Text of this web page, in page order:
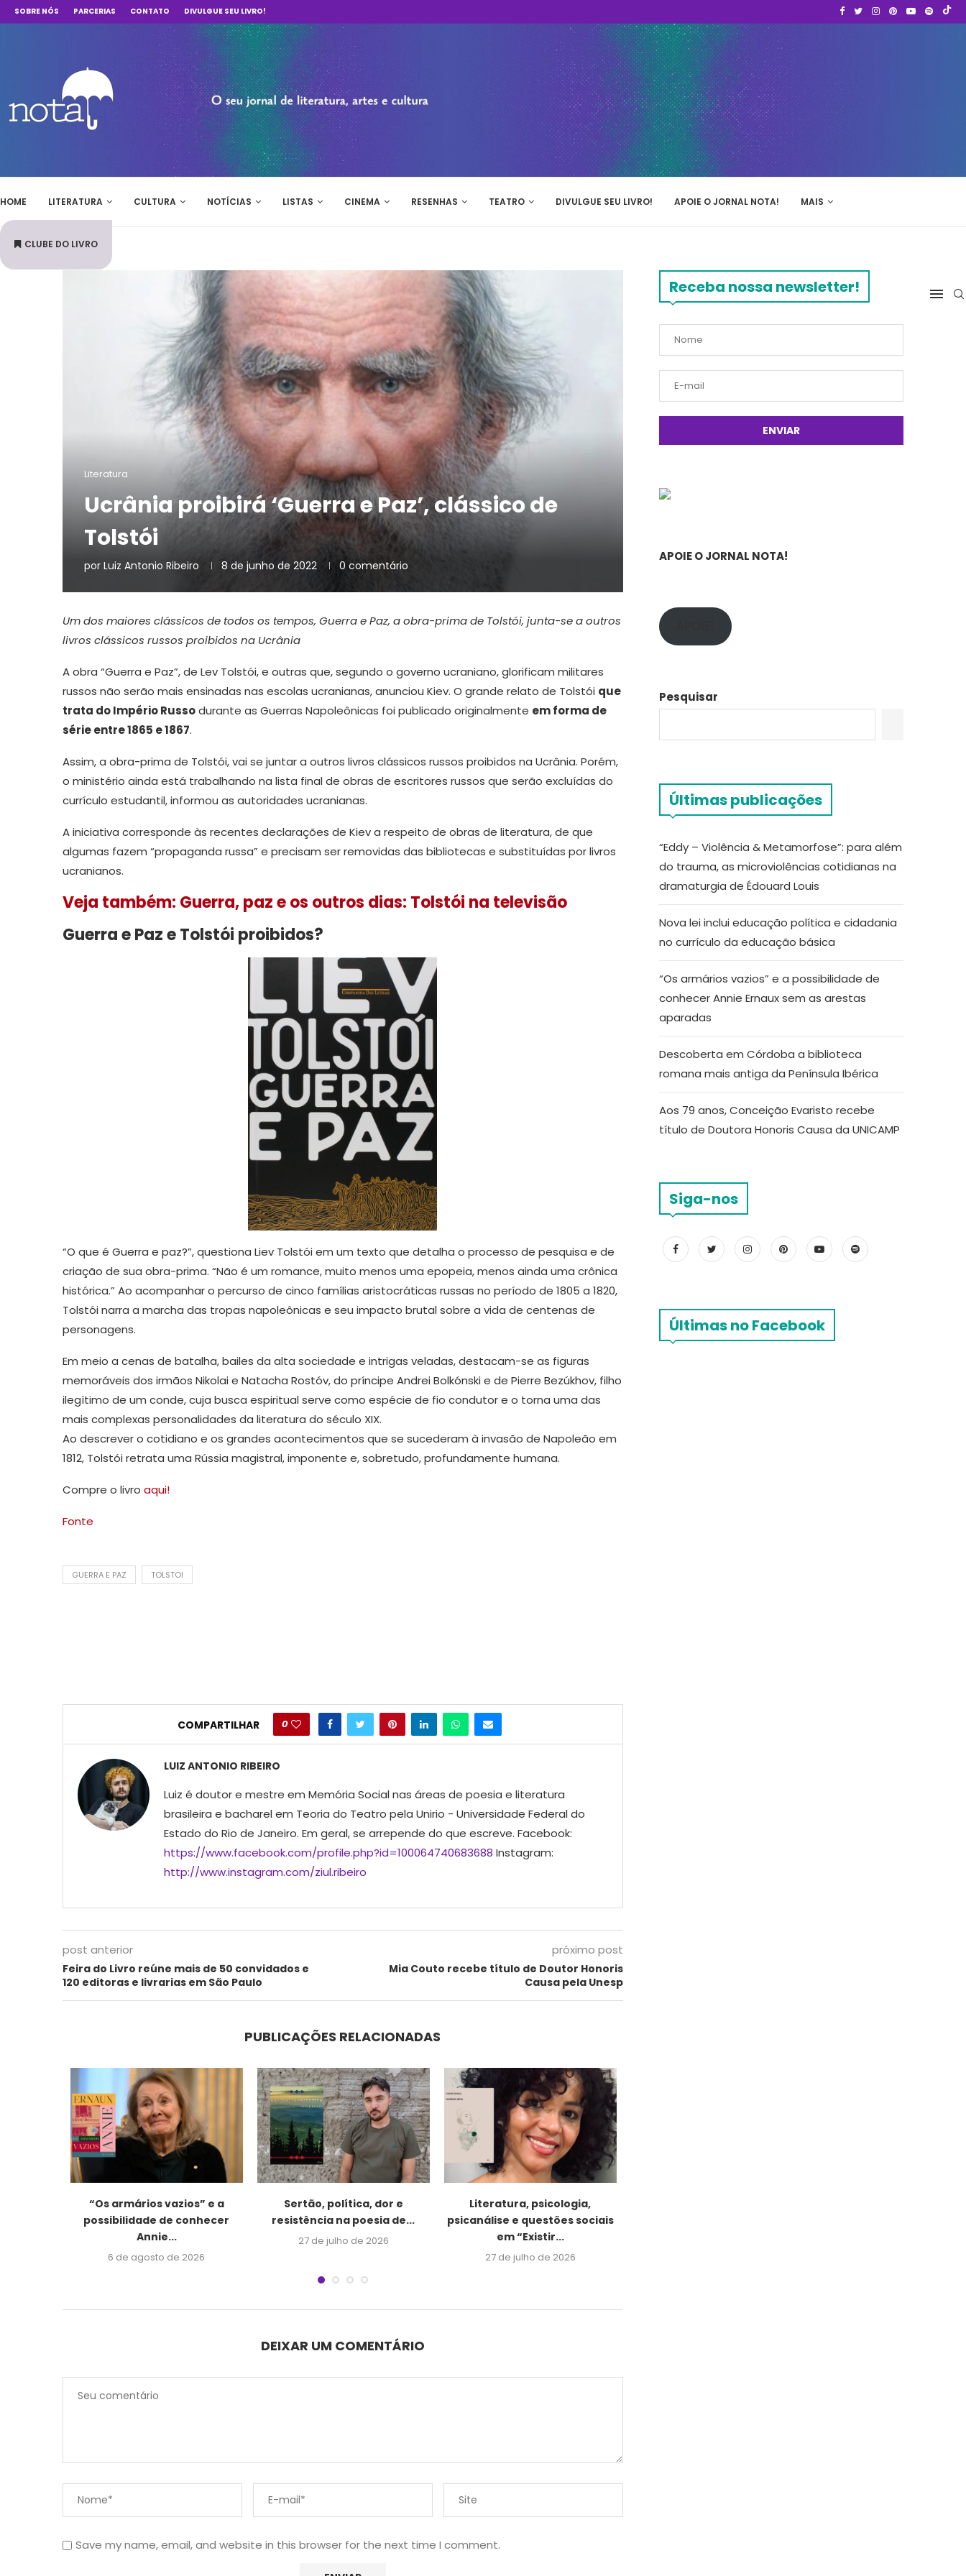
SOBRE NÓS PARCERIAS CONTATO DIVULGUE SEU LIVRO!
HOME LITERATURA CULTURA NOTÍCIAS LISTAS CINEMA RESENHAS TEATRO DIVULGUE SEU LIVRO! APOIE O JORNAL NOTA! MAIS
CLUBE DO LIVRO
Literatura
Ucrânia proibirá ‘Guerra e Paz’, clássico de
Tolstói
por Luiz Antonio Ribeiro 8 de junho de 2022 0 comentário
Um dos maiores clássicos de todos os tempos, Guerra e Paz, a obra-prima de Tolstói, junta-se a outros
livros clássicos russos proibidos na Ucrânia
A obra “Guerra e Paz”, de Lev Tolstói, e outras que, segundo o governo ucraniano, glorificam militares
russos não serão mais ensinadas nas escolas ucranianas, anunciou Kiev. O grande relato de Tolstói que
trata do Império Russodurante as Guerras Napoleônicas foi publicado originalmente em forma de
série entre 1865 e 1867.
Assim, a obra-prima de Tolstói, vai se juntar a outros livros clássicos russos proibidos na Ucrânia. Porém,
o ministério ainda está trabalhando na lista final de obras de escritores russos que serão excluídas do
currículo estudantil, informou as autoridades ucranianas.
A iniciativa corresponde às recentes declarações de Kiev a respeito de obras de literatura, de que
algumas fazem “propaganda russa” e precisam ser removidas das bibliotecas e substituídas por livros
ucranianos.
Veja também: Guerra, paz e os outros dias: Tolstói na televisão
Guerra e Paz e Tolstói proibidos?
“O que é Guerra e paz?”, questiona Liev Tolstói em um texto que detalha o processo de pesquisa e de
criação de sua obra-prima. “Não é um romance, muito menos uma epopeia, menos ainda uma crônica
histórica.” Ao acompanhar o percurso de cinco famílias aristocráticas russas no período de 1805 a 1820,
Tolstói narra a marcha das tropas napoleônicas e seu impacto brutal sobre a vida de centenas de
personagens.
Em meio a cenas de batalha, bailes da alta sociedade e intrigas veladas, destacam-se as figuras
memoráveis dos irmãos Nikolai e Natacha Rostóv, do príncipe Andrei Bolkónski e de Pierre Bezúkhov, filho
ilegítimo de um conde, cuja busca espiritual serve como espécie de fio condutor e o torna uma das
mais complexas personalidades da literatura do século XIX.
Ao descrever o cotidiano e os grandes acontecimentos que se sucederam à invasão de Napoleão em
1812, Tolstói retrata uma Rússia magistral, imponente e, sobretudo, profundamente humana.
Compre o livro aqui!
Fonte
GUERRA E PAZ TOLSTOI
COMPARTILHAR 0
LUIZ ANTONIO RIBEIRO
Luiz é doutor e mestre em Memória Social nas áreas de poesia e literatura
brasileira e bacharel em Teoria do Teatro pela Unirio - Universidade Federal do
Estado do Rio de Janeiro. Em geral, se arrepende do que escreve. Facebook:
https://www.facebook.com/profile.php?id=100064740683688 Instagram:
http://www.instagram.com/ziul.ribeiro
post anterior
Feira do Livro reúne mais de 50 convidados e
120 editoras e livrarias em São Paulo
próximo post
Mia Couto recebe título de Doutor Honoris
Causa pela Unesp
PUBLICAÇÕES RELACIONADAS
“Os armários vazios” e a
possibilidade de conhecer
Annie...
6 de agosto de 2026
Sertão, política, dor e
resistência na poesia de...
27 de julho de 2026
Literatura, psicologia,
psicanálise e questões sociais
em “Existir...
27 de julho de 2026
DEIXAR UM COMENTÁRIO
Save my name, email, and website in this browser for the next time I comment.
Receba nossa newsletter!
APOIE O JORNAL NOTA!
Pesquisar
Últimas publicações
“Eddy – Violência & Metamorfose”: para além
do trauma, as microviolências cotidianas na
dramaturgia de Édouard Louis
Nova lei inclui educação política e cidadania
no currículo da educação básica
“Os armários vazios” e a possibilidade de
conhecer Annie Ernaux sem as arestas
aparadas
Descoberta em Córdoba a biblioteca
romana mais antiga da Península Ibérica
Aos 79 anos, Conceição Evaristo recebe
título de Doutora Honoris Causa da UNICAMP
Siga-nos
Últimas no Facebook